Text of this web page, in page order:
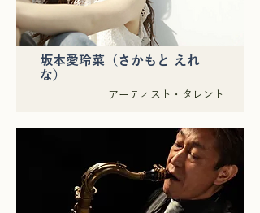
坂本愛玲菜（さかもと えれ
な）
アーティスト・タレント